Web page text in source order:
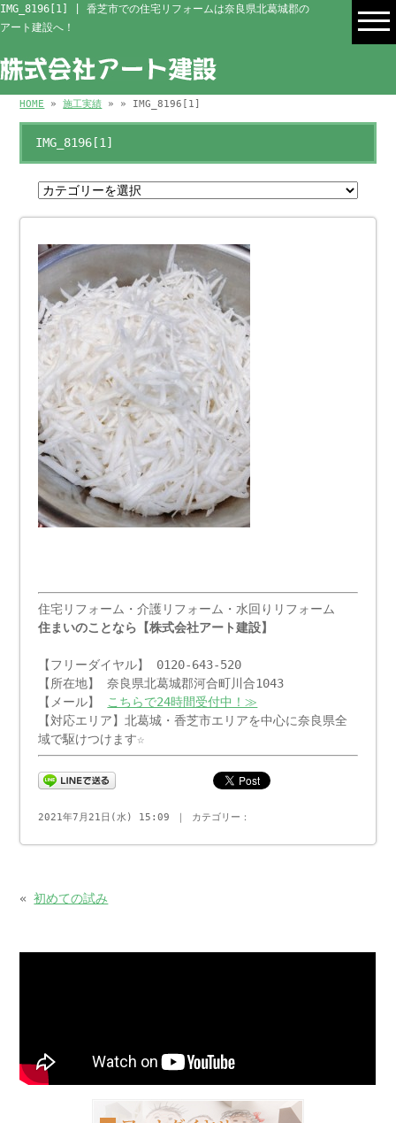
IMG_8196[1] | 香芝市での住宅リフォームは奈良県北葛城郡の
アート建設へ！
HOME »施工実績 » » IMG_8196[1]
IMG_8196[1]
住宅リフォーム・介護リフォーム・水回りリフォーム
住まいのことなら【株式会社アート建設】
【フリーダイヤル】 0120-643-520
【所在地】 奈良県北葛城郡河合町川合1043
【メール】
こちらで24時間受付中！≫
【対応エリア】北葛城・香芝市エリアを中心に奈良県全
域で駆けつけます☆
2021年7月21日(水) 15:09 ｜ カテゴリー：
«初めての試み